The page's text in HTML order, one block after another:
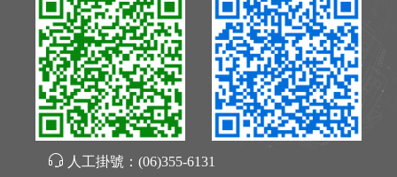
人工掛號： (06)355-6131